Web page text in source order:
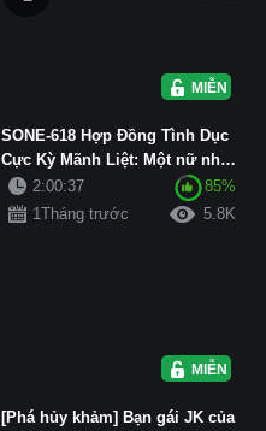
MIỄN PHÍ
SONE-618 Hợp Đồng Tình Dục
Cực Kỳ Mãnh Liệt: Một nữ nhân
viên bán bảo hiểm nhân th...
2:00:37
85%
1Tháng trước
5.8K
MIỄN PHÍ
[Phá hủy khảm] Bạn gái JK của